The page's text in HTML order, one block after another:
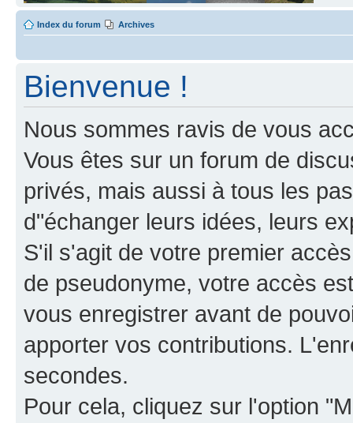
Index du forum Archives
Bienvenue !
Nous sommes ravis de vous
Vous êtes sur un forum de
privés, mais aussi à tous les
d"échanger leurs idées, leurs
S'il s'agit de votre premier
de pseudonyme, votre accès
vous enregistrer avant de
apporter vos contributions.
secondes.
Pour cela, cliquez sur l'option